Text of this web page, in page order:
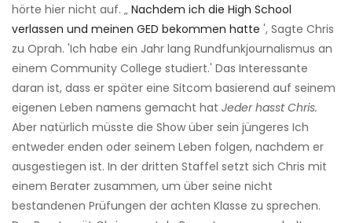
hörte hier nicht auf. „ Nachdem ich die High School
verlassen und meinen GED bekommen hatte ', Sagte Chris
zu Oprah. 'Ich habe ein Jahr lang Rundfunkjournalismus an
einem Community College studiert.' Das Interessante
daran ist, dass er später eine Sitcom basierend auf seinem
eigenen Leben namens gemacht hat Jeder hasst Chris.
Aber natürlich müsste die Show über sein jüngeres Ich
entweder enden oder seinem Leben folgen, nachdem er
ausgestiegen ist. In der dritten Staffel setzt sich Chris mit
einem Berater zusammen, um über seine nicht
bestandenen Prüfungen der achten Klasse zu sprechen.